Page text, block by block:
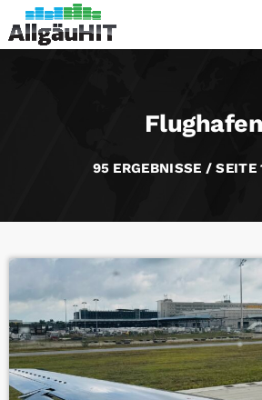
Flughafen
95 ERGEBNISSE / SEITE